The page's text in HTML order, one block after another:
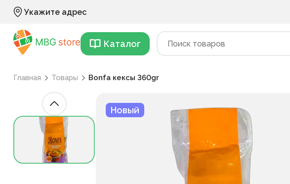
Укажите адрес
Каталог
Главная Товары Bonfa кексы 360gr
Новый